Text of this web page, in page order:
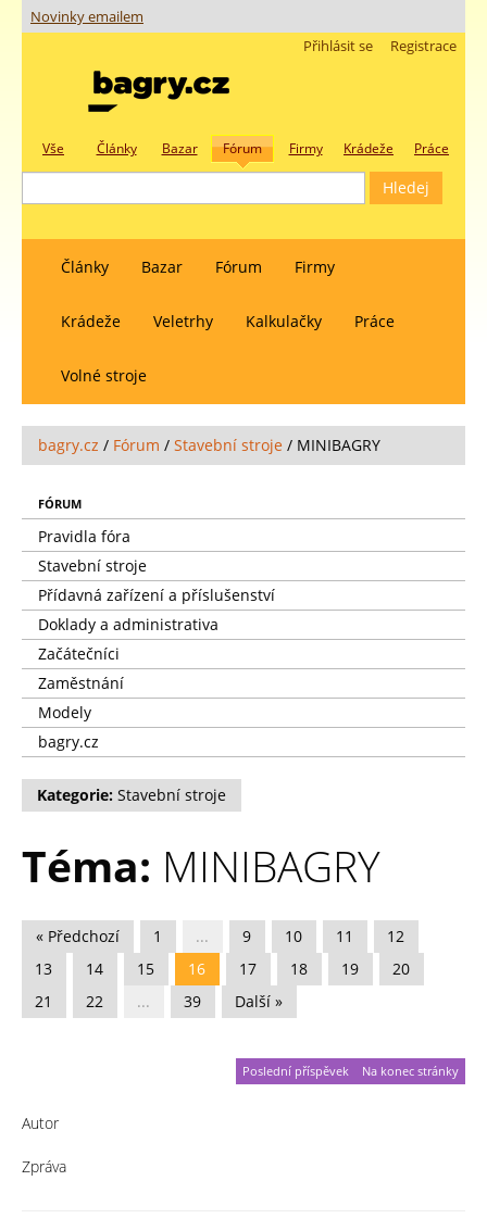
Novinky emailem
Registrace
Přihlásit se
Vše Články Bazar Fórum Firmy Krádeže Práce
Články Bazar Fórum Firmy
Krádeže Veletrhy Kalkulačky Práce
Volné stroje
bagry.cz / Fórum / Stavební stroje / MINIBAGRY
FÓRUM
Pravidla fóra
Stavební stroje
Přídavná zařízení a příslušenství
Doklady a administrativa
Začátečníci
Zaměstnání
Modely
bagry.cz
Kategorie: Stavební stroje
Téma: MINIBAGRY
« Předchozí 1 ... 9 10 11
12
13
14 15 16 17 18 19
20
21
22 ... 39 Další »
Na konec stránky
Poslední příspěvek
Autor
Zpráva